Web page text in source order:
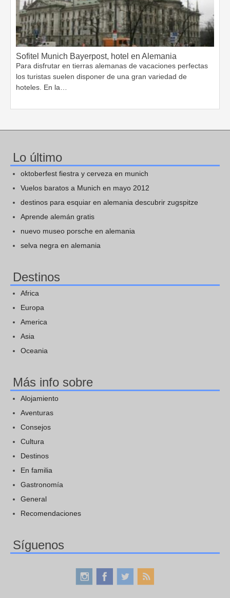
Sofitel Munich Bayerpost, hotel en Alemania
Para disfrutar en tierras alemanas de vacaciones perfectas
los turistas suelen disponer de una gran variedad de
hoteles. En la…
Lo último
oktoberfest fiestra y cerveza en munich
Vuelos baratos a Munich en mayo 2012
destinos para esquiar en alemania descubrir zugspitze
Aprende alemán gratis
nuevo museo porsche en alemania
selva negra en alemania
Destinos
Africa
Europa
America
Asia
Oceania
Más info sobre
Alojamiento
Aventuras
Consejos
Cultura
Destinos
En familia
Gastronomía
General
Recomendaciones
Síguenos